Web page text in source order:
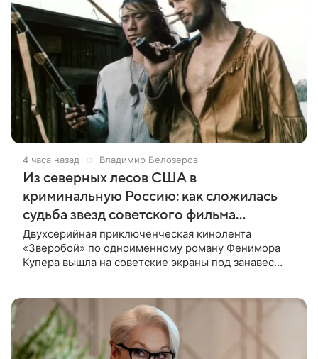
4 часа назад Владимир Белозеров
Из северных лесов США в
криминальную Россию: как сложилась
судьба звезд советского фильма
«Зверобой»
Двухсерийная приключенческая кинолента
«Зверобой» по одноименному роману Фенимора
Купера вышла на советские экраны под занавес